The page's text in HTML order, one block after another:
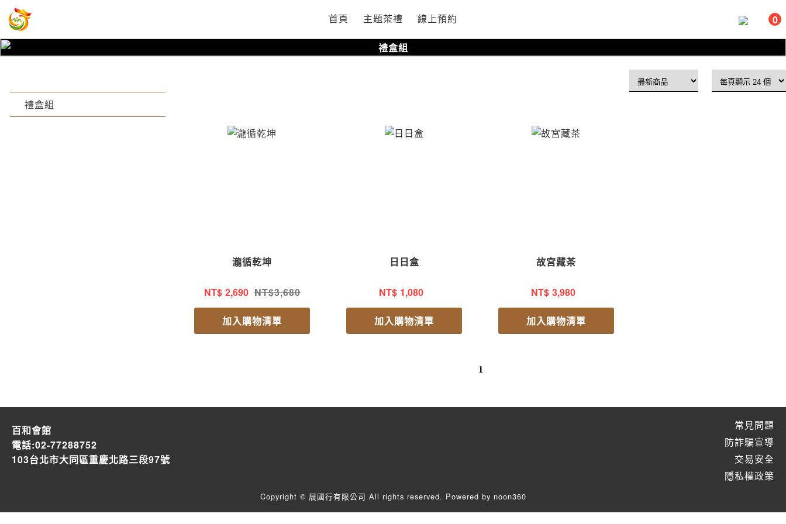
首頁 主題茶禮 線上預約 0
禮盒組
禮盒組
禮盒組
瀧循乾坤
NT$ 2,690 3,680
加入購物清單
日日盒
NT$ 1,080
加入購物清單
故宮藏茶
NT$ 3,980
加入購物清單
1
百和會館
電話:02-77288752
103台北市大同區重慶北路三段97號
常見問題
防詐騙宣導
交易安全
隱私權政策
Copyright © 展國行有限公司 All rights reserved. Powered by noon360